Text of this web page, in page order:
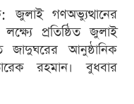
জুলাই গণঅভ্যুত্থানের
প্রতিষ্ঠিত জুলাই
জাদুঘরের আনুষ্ঠানিক
রহমান। বুধবার